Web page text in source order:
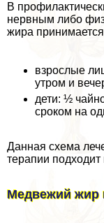
В
нервным либо
жира
взрослые
утром и
дети: ½
сроком на
Данная схема
терапии
Медвежий жир